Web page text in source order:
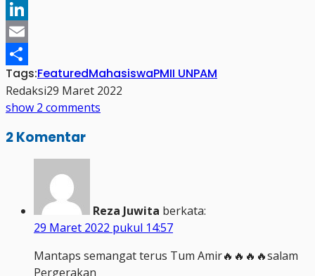
X
LinkedIn
Email
Share
Tags:FeaturedMahasiswaPMII UNPAM
Redaksi29 Maret 2022
show 2 comments
2 Komentar
Reza Juwita berkata:
29 Maret 2022 pukul 14:57
Mantaps semangat terus Tum Amir🔥🔥🔥🔥salam
Pergerakan